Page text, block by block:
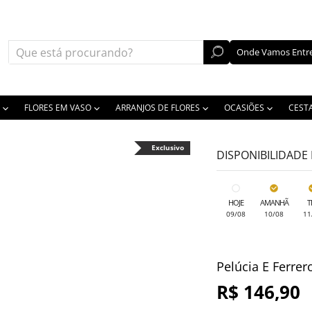
Onde Vamos
FLORES EM VASO ARRANJOS DE FLORES OCASIÕES
Exclusivo DISPONIBILIDADE
HOJE
09/08
AMANHÃ
10/08
Pelúcia E
R$ 146,90